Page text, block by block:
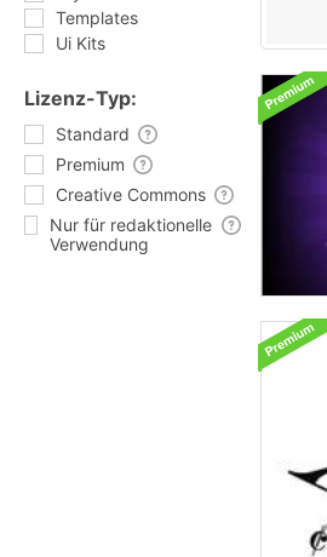
Templates
Ui Kits
Lizenz-Typ:
Standard
Premium
Creative Commons
Nur für redaktionelle
Verwendung